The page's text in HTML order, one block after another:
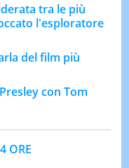
tra le più
l'esploratore
del film più
con Tom
ORE